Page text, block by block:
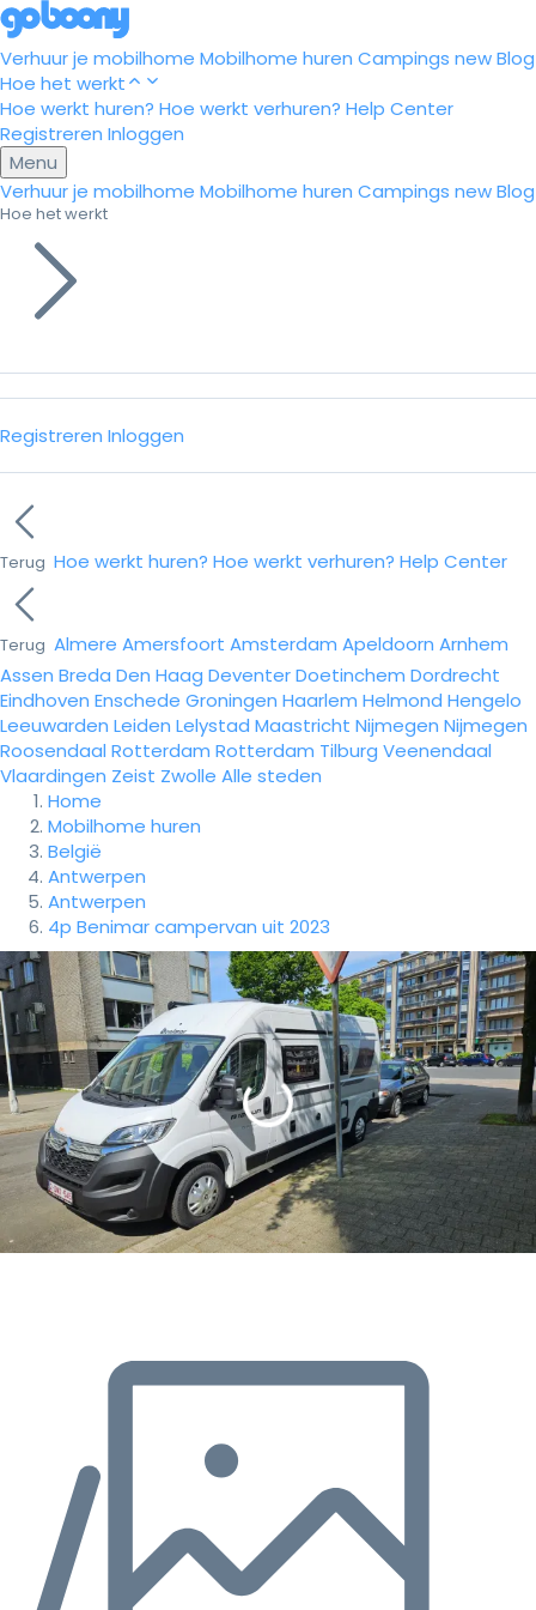
Verhuur je mobilhome Mobilhome huren Campings newBlog
Hoe het werkt
Hoe werkt huren? Hoe werkt verhuren? Help Center
Registreren Inloggen
Menu
Verhuur je mobilhome Mobilhome huren Campings newBlog
Hoe het werkt
Registreren Inloggen
Terug Hoe werkt huren? Hoe werkt verhuren? Help Center
Terug Almere Amersfoort Amsterdam Apeldoorn Arnhem
Assen Breda Den Haag DeventerDoetinchem Dordrecht
Eindhoven Enschede Groningen Haarlem Helmond Hengelo
Leeuwarden Leiden Lelystad Maastricht Nijmegen Nijmegen
Roosendaal Rotterdam Rotterdam Tilburg Veenendaal
Vlaardingen Zeist Zwolle Alle steden
Home
Mobilhome huren
België
Antwerpen
Antwerpen
4p Benimar campervan uit 2023